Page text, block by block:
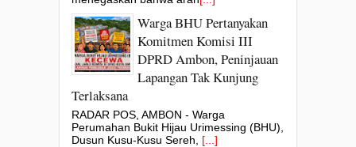
Warga BHU Pertanyakan
Komitmen Komisi III
DPRD Ambon, Peninjauan
Lapangan Tak Kunjung
Terlaksana
RADAR POS, AMBON - Warga
Perumahan Bukit Hijau Urimessing (BHU),
Dusun Kusu-Kusu Sereh, [...]